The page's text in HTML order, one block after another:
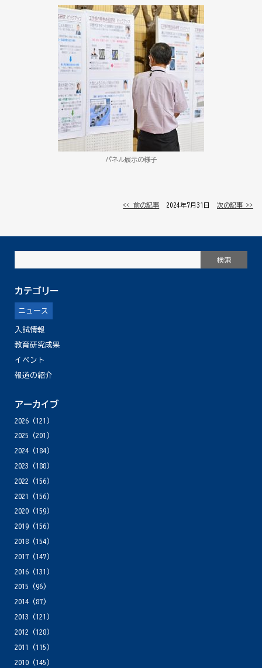
パネル展示の様子
<< 前の記事 │ 2024年7月31日 │次の記事 >>
カテゴリー
ニュース
入試情報
教育研究成果
イベント
報道の紹介
アーカイブ
2026(121)
2025 (201)
2024(184)
2023 (188)
2022 (156)
2021
(156)
2020(159)
2019(156)
2018(154)
2017(147)
2016(131)
2015 (96)
2014(87)
2013 (121)
2012 (128)
2011
(115)
2010(145)